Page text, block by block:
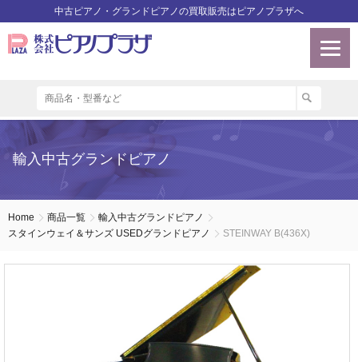
中古ピアノ・グランドピアノの買取販売はピアノプラザへ
輸入中古グランドピアノ
Home 商品一覧
輸入中古グランドピアノ
スタインウェイ＆サンズ USEDグランドピアノ
STEINWAY B(436X)